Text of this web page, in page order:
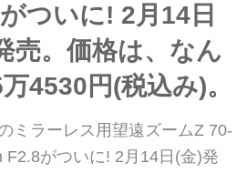
ついに! 2月14日
売。価格は、なん
4530円(税込み)。
ミラーレス用望遠ズームZ 70-
F2.8がついに! 2月14日(金)発